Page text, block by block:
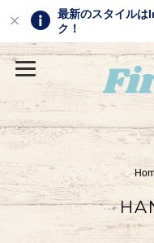
最新のスタイルは
ク！